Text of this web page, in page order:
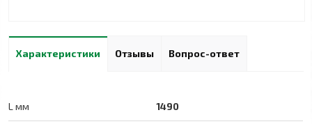
Характеристики Отзывы Вопрос-ответ
L мм 1490